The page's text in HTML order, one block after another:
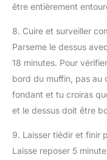
être entièrement
8. Cuire et surveiller
Parseme le dessus
18 minutes. Pour
bord du muffin, pas
fondant et tu croiras
et le dessus doit être
9. Laisser tiédir et finir
Laisse reposer 5